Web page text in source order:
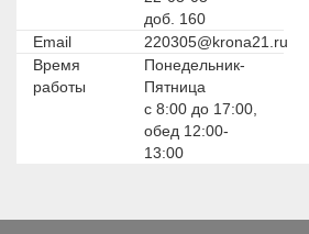
доб. 160
Email
220305@krona21.ru
Время
работы
Понедельник-
Пятница
с 8:00 до 17:00,
обед 12:00-
13:00